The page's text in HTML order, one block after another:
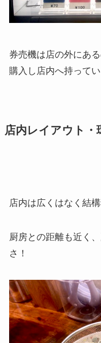
券売機は店の外にあ
購入し店内へ持ってい
店内レイアウト・
店内は広くはなく結
厨房との距離も近く
さ！